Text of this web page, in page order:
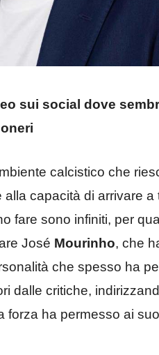
sui social dove
calcistico che
capacità di arrivare a
fare sono infiniti, per
José Mourinho, che
che spesso ha
dalle critiche,
forza ha permesso ai